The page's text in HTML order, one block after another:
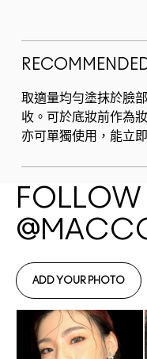
取適量均勻塗抹於臉
收。可於底妝前作為
亦可單獨使用，能立